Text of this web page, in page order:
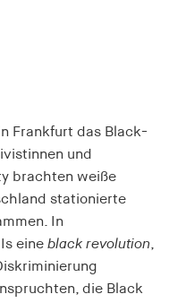
Frankfurt das Black-
und
brachten weiße
stationierte
In
eine black revolution,
die Black
des Benutzers